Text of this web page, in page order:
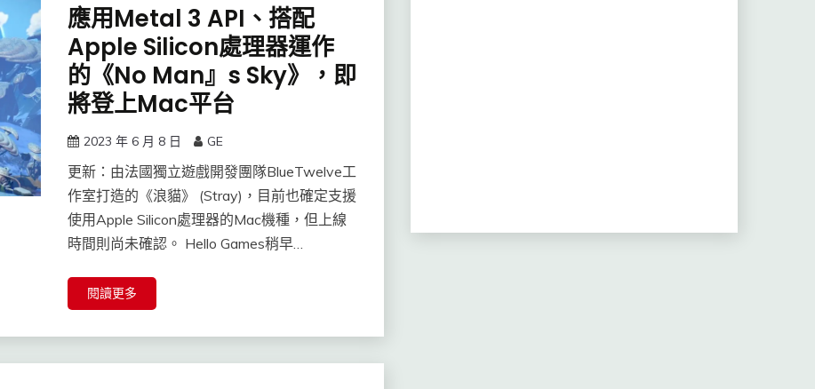
應用Metal 3 API、搭配
Apple Silicon處理器運作
的《No Man』s Sky》，即
將登上Mac平台
2023 年 6 月 8 日 GE
更新：由法國獨立遊戲開發團隊BlueTwelve工
作室打造的《浪貓》 (Stray)，目前也確定支援
使用Apple Silicon處理器的Mac機種，但上線
時間則尚未確認。 Hello Games稍早…
閱讀更多